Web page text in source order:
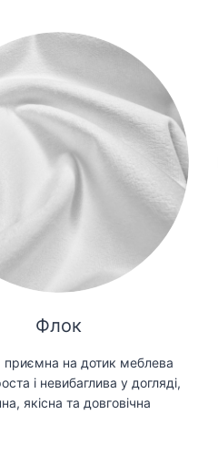
Флок
приємна на дотик меблева
і невибаглива у догляді,
якісна та довговічна